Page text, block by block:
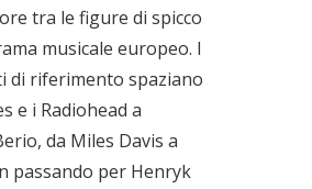
tra le figure di spicco
musicale europeo. I
di riferimento spaziano
e i Radiohead a
da Miles Davis a
passando per Henryk